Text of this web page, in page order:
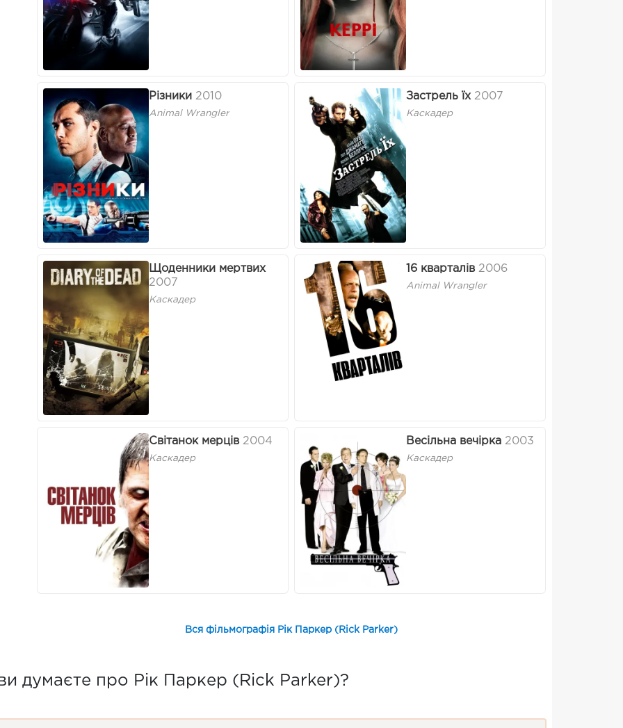
Різники 2010
Animal Wrangler
Застрель їх 2007
Каскадер
Щоденники мертвих
2007
Каскадер
16 кварталів 2006
Animal Wrangler
Світанок мерців 2004
Каскадер
Весільна вечірка 2003
Каскадер
Вся фільмографія Рік Паркер (Rick Parker)
думаєте про Рік Паркер (Rick Parker)?